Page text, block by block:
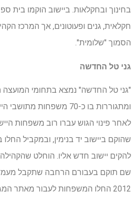
בחינוך ובחקלאות. ביישוב הוקמו בית
חקלאית, גנים ופעוטונים, אך המרכז
הסמוך "שלומית".
גני טל החדשה
"גני טל החדשה" נמצא בתחומי המועצה
ומתגוררות בו כ-70 משפחות
לאחר פינוי הגוש עברו רוב משפחות
שהוקם ביישוב יד בנימין, ובמקביל החלו
להקים יישוב חדש אליו. הוחלט
שם תוקם בעבורם הרחבה שתקבל
2012 החלו המשפחות לעבור מאתר